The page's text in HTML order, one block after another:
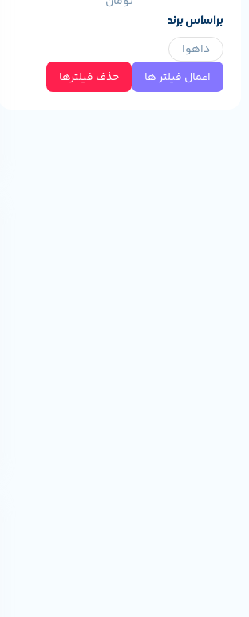
براساس برند
داهوا
اعمال فیلتر ها
حذف فیلترها